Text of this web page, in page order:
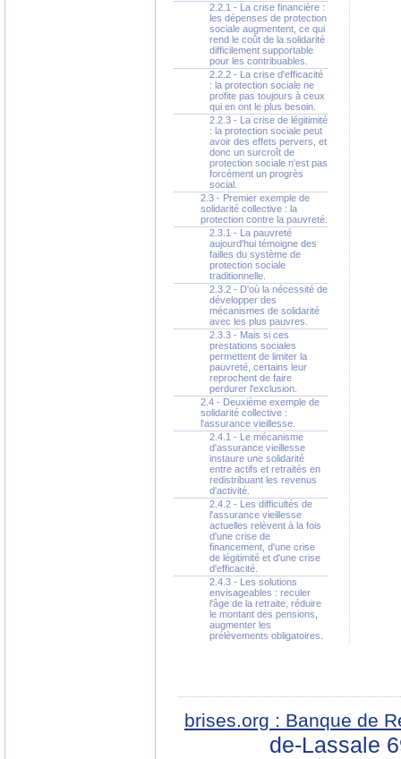
2.2.1 - La crise financière :
les dépenses de protection
sociale augmentent, ce qui
rend le coût de la solidarité
difficilement supportable
pour les contribuables.
2.2.2 - La crise d'efficacité
: la protection sociale ne
profite pas toujours à ceux
qui en ont le plus besoin.
2.2.3 - La crise de légitimité
: la protection sociale peut
avoir des effets pervers, et
donc un surcroît de
protection sociale n'est pas
forcément un progrès
social.
2.3 - Premier exemple de
solidarité collective : la
protection contre la pauvreté.
2.3.1 - La pauvreté
aujourd'hui témoigne des
failles du système de
protection sociale
traditionnelle.
2.3.2 - D'où la nécessité de
développer des
mécanismes de solidarité
avec les plus pauvres.
2.3.3 - Mais si ces
prestations sociales
permettent de limiter la
pauvreté, certains leur
reprochent de faire
perdurer l'exclusion.
2.4 - Deuxième exemple de
solidarité collective :
l'assurance vieillesse.
2.4.1 - Le mécanisme
d'assurance vieillesse
instaure une solidarité
entre actifs et retraités en
redistribuant les revenus
d'activité.
2.4.2 - Les difficultés de
l'assurance vieillesse
actuelles relèvent à la fois
d'une crise de
financement, d'une crise
de légitimité et d'une crise
d'efficacité.
2.4.3 - Les solutions
envisageables : reculer
l'âge de la retraite, réduire
le montant des pensions,
augmenter les
prélèvements obligatoires.
brises.org : Banque de
de-Lassale